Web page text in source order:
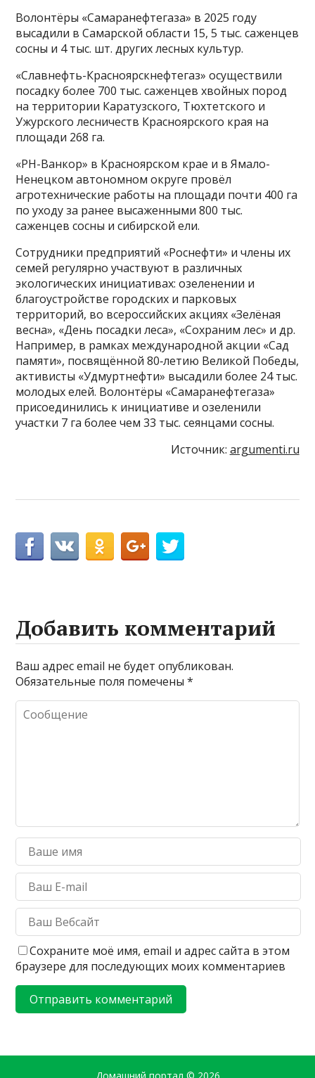
Волонтёры «Самаранефтегаза» в 2025 году
высадили в Самарской области 15, 5 тыс. саженцев
сосны и 4 тыс. шт. других лесных культур.
«Славнефть-Красноярскнефтегаз» осуществили
посадку более 700 тыс. саженцев хвойных пород
на территории Каратузского, Тюхтетского и
Ужурского лесничеств Красноярского края на
площади 268 га.
«РН-Ванкор» в Красноярском крае и в Ямало-
Ненецком автономном округе провёл
агротехнические работы на площади почти 400 га
по уходу за ранее высаженными 800 тыс.
саженцев сосны и сибирской ели.
Сотрудники предприятий «Роснефти» и члены их
семей регулярно участвуют в различных
экологических инициативах: озеленении и
благоустройстве городских и парковых
территорий, во всероссийских акциях «Зелёная
весна», «День посадки леса», «Сохраним лес» и др.
Например, в рамках международной акции «Сад
памяти», посвящённой 80‑летию Великой Победы,
активисты «Удмуртнефти» высадили более 24 тыс.
молодых елей. Волонтёры «Самаранефтегаза»
присоединились к инициативе и озеленили
участки 7 га более чем 33 тыс. сеянцами сосны.
Источник: argumenti.ru
Добавить комментарий
Ваш адрес email не будет опубликован.
Обязательные поля помечены*
Сохраните моё имя, email и адрес сайта в этом
браузере для последующих моих комментариев